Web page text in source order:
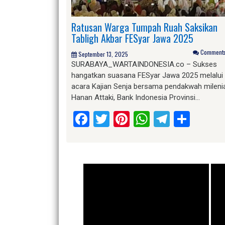
Ratusan Warga Tumpah Ruah Saksikan
Tabligh Akbar FESyar Jawa 2025
September 13, 2025
SURABAYA_WARTAINDONESIA.co – Sukses
hangatkan suasana FESyar Jawa 2025 melalui
acara Kajian Senja bersama pendakwah
Hanan Attaki, Bank Indonesia Provinsi…
Facebook
Twitter
Pinterest
WhatsApp
Telegram